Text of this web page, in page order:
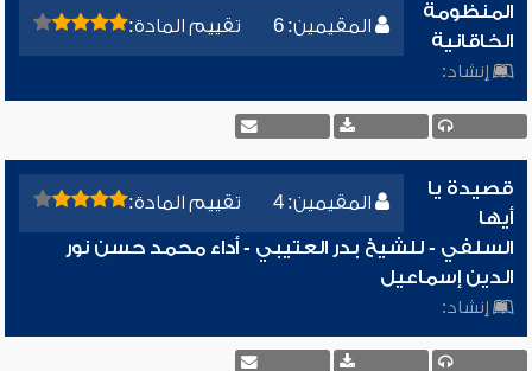
المقيمين: 6 تقييم المادة:
المنظومة
الخاقانية
إنشاد:
المقيمين: 4 تقييم المادة:
قصيدة يا
أيها
السلفي - للشيخ بدر العتيبي - أداء محمد حسن نور
الدين إسماعيل
إنشاد: